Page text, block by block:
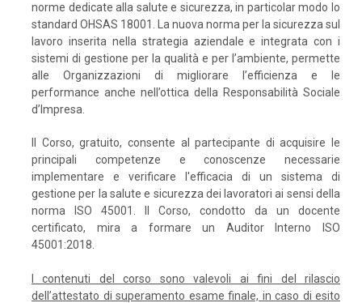
norme dedicate alla salute e sicurezza, in particolar modo lo
standard OHSAS 18001. La nuova norma per la sicurezza sul
lavoro inserita nella strategia aziendale e integrata con i
sistemi di gestione per la qualità e per l’ambiente, permette
alle Organizzazioni di migliorare l’efficienza e le
performance anche nell’ottica della Responsabilità Sociale
d’Impresa.
Il Corso, gratuito, consente al partecipante di acquisire le
principali competenze e conoscenze necessarie
implementare e verificare l'efficacia di un sistema di
gestione per la salute e sicurezza dei lavoratori ai sensi della
norma ISO 45001. Il Corso, condotto da un docente
certificato, mira a formare un Auditor Interno ISO
45001:2018.
I contenuti del corso sono valevoli ai fini del rilascio
dell’attestato di superamento esame finale, in caso di esito